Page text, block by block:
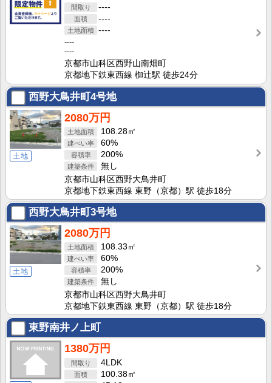
----
----
----
----
----
京都市山科区西野山南畑町
京都地下鉄東西線 椥辻駅 徒歩24分
西野大鳥井町4号地
土地
2080万円
108.28㎡
60%
200%
無し
京都市山科区西野大鳥井町
京都地下鉄東西線 東野（京都）駅 徒歩18分
西野大鳥井町3号地
土地
2080万円
108.33㎡
60%
200%
無し
京都市山科区西野大鳥井町
京都地下鉄東西線 東野（京都）駅 徒歩18分
東野南井ノ上町
1380万円
4LDK
100.38㎡